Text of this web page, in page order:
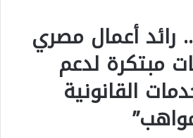
أعمال مصري
مبتكرة لدعم
القانونية